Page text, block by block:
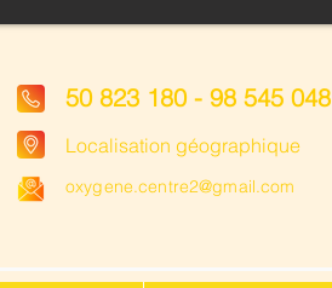
50 823 180 - 98 545 048
Localisation géographique
oxygene.centre2@gmail.com